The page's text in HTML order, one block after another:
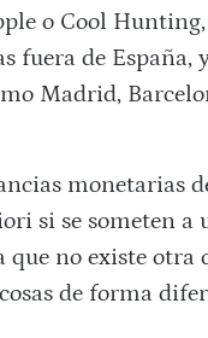
o Cool
fuera de
Madrid,
monetarias
si se someten
no existe otra
de forma